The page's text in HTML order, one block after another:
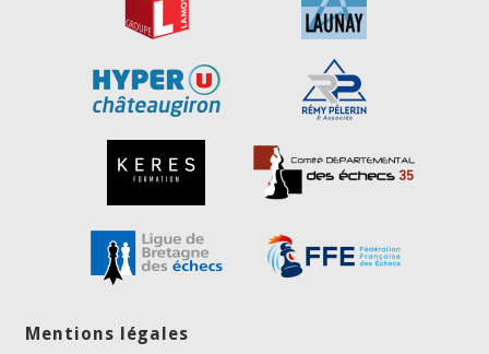
Mentions légales